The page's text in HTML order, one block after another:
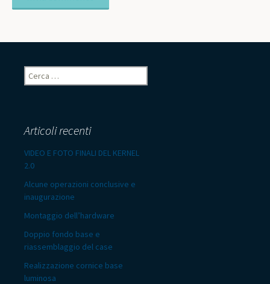
Ricerca
per:
Articoli recenti
VIDEO E FOTO FINALI DEL KERNEL
2.0
Alcune operazioni conclusive e
inaugurazione
Montaggio dell’hardware
Doppio fondo base e
riassemblaggio del case
Realizzazione cornice base
luminosa